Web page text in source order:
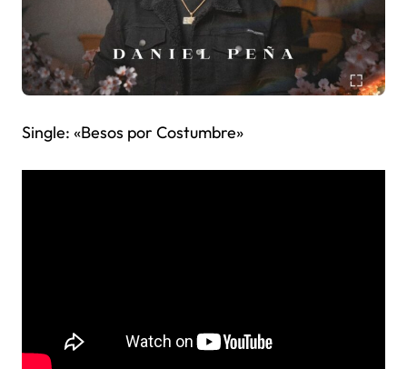
Single: «Besos por Costumbre»